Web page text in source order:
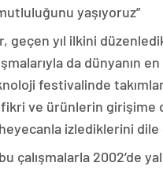
yaşıyoruz”
geçen yıl ilkini
da dünyanın en
festivalinde
fikri ve ürünlerin
izlediklerini dile
çalışmalarla 2002’de